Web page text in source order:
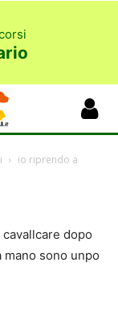
io riprendo a
dopo
mano sono unpo